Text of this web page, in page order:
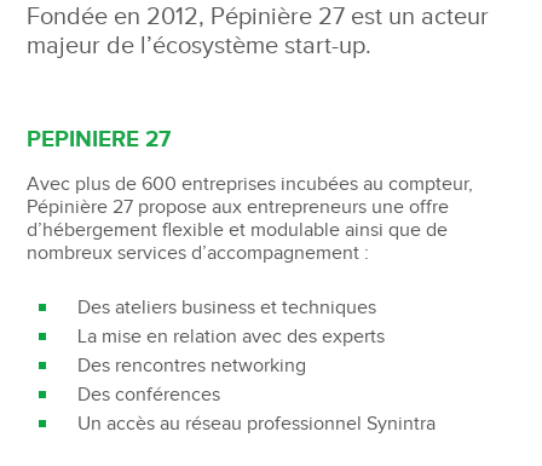
Fondée en 2012, Pépinière 27 est un acteur
majeur de l’écosystème start-up.
PEPINIERE 27
Avec plus de 600 entreprises incubées au compteur,
Pépinière 27 propose aux entrepreneurs une offre
d’hébergement flexible et modulable ainsi que de
nombreux services d’accompagnement :
Des ateliers business et techniques
La mise en relation avec des experts
Des rencontres networking
Des conférences
Un accès au réseau professionnel Synintra